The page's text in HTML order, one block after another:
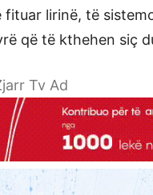
lirinë, të
që të kthehen siç
Tv Ad